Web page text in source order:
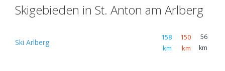
Skigebieden in St. Anton am Arlberg
Ski Arlberg
158
km
150
km
56
km